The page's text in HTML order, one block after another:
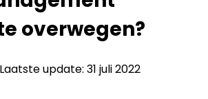
overwegen?
Laatste update: 31 juli 2022